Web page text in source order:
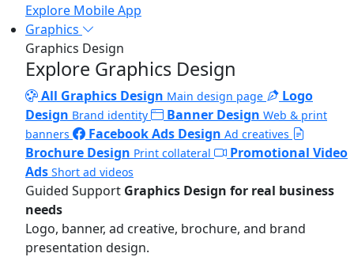
Explore Mobile App
Graphics
Graphics Design
Explore Graphics Design
All Graphics Design Main design page
Logo
Design Brand identity Banner Design Web & print
banners
Facebook Ads Design Ad creatives
Brochure Design Print collateral
Promotional Video
Ads Short ad videos
Guided Support Graphics Design for real business
needs
Logo, banner, ad creative, brochure, and brand
presentation design.